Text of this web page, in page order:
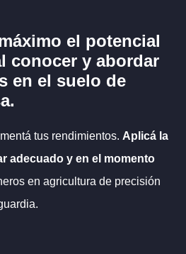
el potencial
conocer y abordar
en el suelo de
tus rendimientos. Aplicá la
adecuado y en el momento
en agricultura de precisión